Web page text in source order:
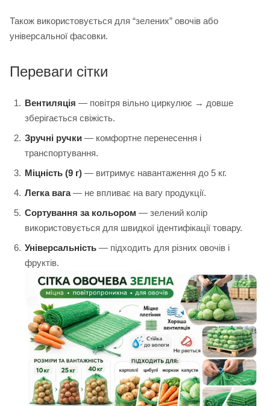
Також використовується для “зелених” овочів або
універсальної фасовки.
Переваги сітки
Вентиляція — повітря вільно циркулює → довше
зберігається свіжість.
Зручні ручки — комфортне перенесення і
транспортування.
Міцність (9 г) — витримує навантаження до 5 кг.
Легка вага— не впливає на вагу продукції.
Сортування за кольором — зелений колір
використовується для швидкої ідентифікації товару.
Універсальність — підходить для різних овочів і
фруктів.